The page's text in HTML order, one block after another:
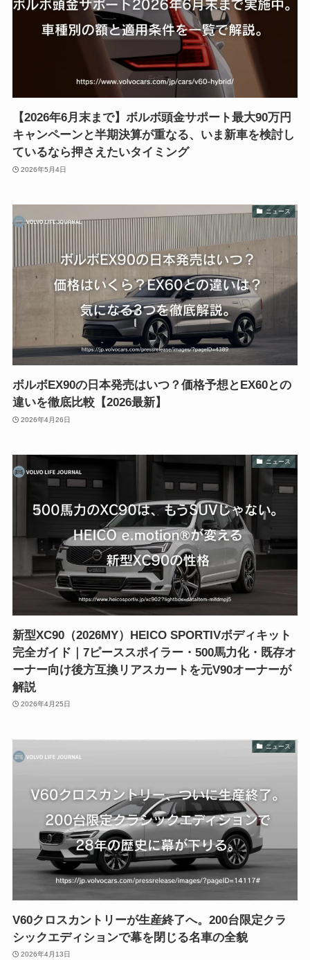
【2026年6月末まで】ボルボ頭金サポート最大90万円
キャンペーンと半期決算が重なる、いま新車を検討し
ているなら押さえたいタイミング
2026年5月4日
ニュース
ボルボEX90の日本発売はいつ？価格予想とEX60との
違いを徹底比較【2026最新】
2026年4月26日
ニュース
新型XC90（2026MY）HEICO SPORTIVボディキット
完全ガイド｜7ピーススポイラー・500馬力化・既存オ
ーナー向け後方互換リアスカートを元V90オーナーが
解説
2026年4月25日
ニュース
V60クロスカントリーが生産終了へ。200台限定クラ
シックエディションで幕を閉じる名車の全貌
2026年4月13日